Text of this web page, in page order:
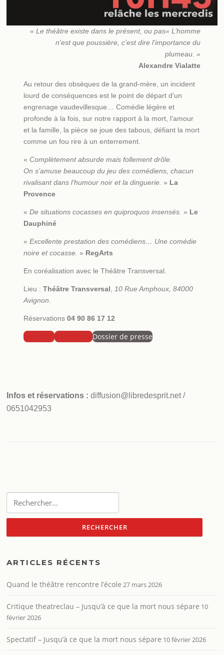
« Le théâtre existe dans le présent, ou pas« L’homme
n’est que poussière, c’est dire l’importance du
plumeau. »
Alexandre Vialatte
Au retour des obsèques de la grand-mère, un incident
lourd de conséquences est le point de départ d’un
engrenage vaudevillesque… Comédie légère et
profonde à la fois, sur notre rapport à la mort, l’amour
et la famille, la pièce se joue des tabous, défiant la mort
comme un fou rire à un enterrement.
« Complètement absurde mais follement drôle.
On s’amuse beaucoup du jeu des comédiens, chacun
rivalisant dans l’humour noir et la dinguerie. » La
Provence
« De situations cocasses en quiproquos insensés. » Le
Dauphiné
« Excellente prestation des comédiens… Une comédie
noire et cocasse. » RegArts
En coréalisation avec le Théâtre Transversal.
Lieu : Théâtre Transversal
10 Rue Amphoux, 84000
Avignon
Réservations 04 90 86 17 12
Ticket’OffBilletRéducDossier de presse
Infos et réservations :diffusion@libredesprit.net /
0651042953
ARTICLES RÉCENTS
Quand le théâtre rencontre l’école 27 mars 2026
Critique theatreclau – Jusqu’à ce que la mort nous sépare 10
février 2026
Spectatif – Jusqu’à ce que la mort nous sépare 10 février 2026